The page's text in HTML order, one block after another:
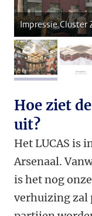
Impressie Cluster
afbeelding
Hoe ziet
uit?
Het LUCAS is
Arsenaal.
is het nog
verhuizing zal